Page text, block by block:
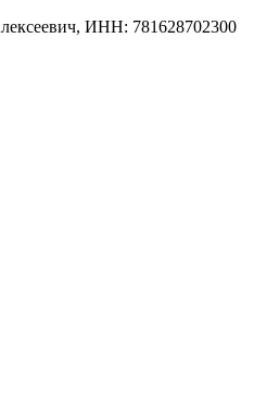
ИНН: 781628702300